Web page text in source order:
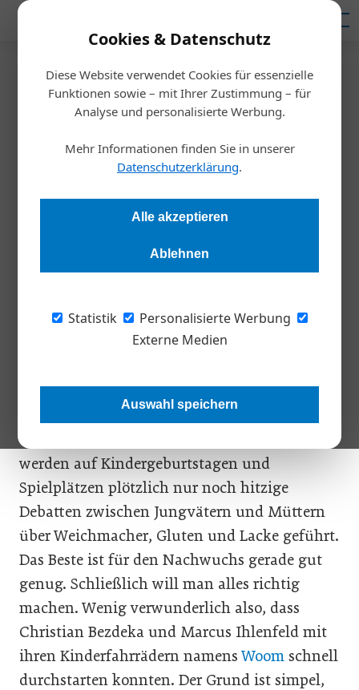
Cookies & Datenschutz
Diese Website verwendet Cookies für essenzielle
Funktionen sowie – mit Ihrer Zustimmung – für
Analyse und personalisierte Werbung.
Mehr Informationen finden Sie in unserer
Datenschutzerklärung.
Alle akzeptieren
Ablehnen
Statistik
Personalisierte Werbung
Externe Medien
Auswahl speichern
Startseite/Weltmarktführer
Wenn weniger mehr ist
Stephan Strzyzowski 08.10.2019, 23:51 Uhr
Manchmal ist weniger tatsächlich mehr. Zumindest wenn es
haben zwei Enthusiasten in acht Jahren aus einer
Garagenfirma einen Weltmarktführer gemacht.
Wer Kinder bekommt, taucht in eine völlig
neue Welt ein. In einen Kosmos, der sich um
kindgerechte Hotels, durchwachte Nächte
und natürlich um alle Produkte dreht, mit
denen die Kleinen in Berührung kommen. So
werden auf Kindergeburtstagen und
Spielplätzen plötzlich nur noch hitzige
Debatten zwischen Jungvätern und Müttern
über Weichmacher, Gluten und Lacke geführt.
Das Beste ist für den Nachwuchs gerade gut
genug. Schließlich will man alles richtig
machen. Wenig verwunderlich also, dass
Christian Bezdeka und Marcus Ihlenfeld mit
ihren Kinderfahrrädern namensWoom schnell
durchstarten konnten. Der Grund ist simpel,